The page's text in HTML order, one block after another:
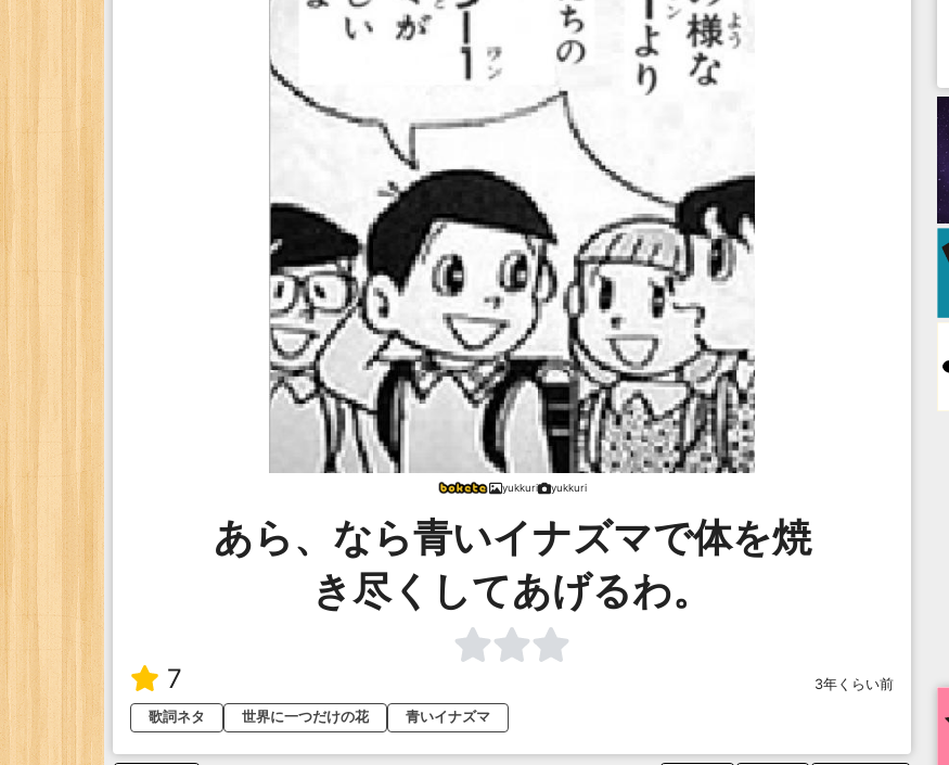
yukkuri yukkuri
あら、なら青いイナズマで体を焼
き尽くしてあげるわ。
7
3年くらい前
歌詞ネタ
世界に一つだけの花 青いイナズマ